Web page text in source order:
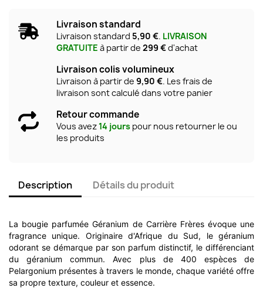
Livraison standard
Livraison standard 5,90 €. LIVRAISON
GRATUITE à partir de 299 €d'achat
Livraison colis volumineux
Livraison à partir de 9,90 €. Les frais de
livraison sont calculé dans votre panier
Retour commande
Vous avez14 jours pour nous retourner le ou
les produits
Description Détails du produit
La bougie parfumée Géranium de Carrière Frères évoque une
fragrance unique. Originaire d'Afrique du Sud, le géranium
odorant se démarque par son parfum distinctif, le différenciant
du géranium commun. Avec plus de 400 espèces de
Pelargonium présentes à travers le monde, chaque variété offre
sa propre texture, couleur et essence.